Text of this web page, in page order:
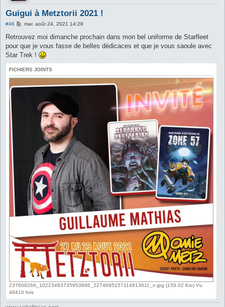
Guigui à Metztorii 2021 !
#46
M
s
a
g
mar. août 24, 2021 14:28
Retrouvez moi dimanche prochain dans mon bel uniforme de Starfleet
pour que je vous fasse de belles dédicaces et que je vous saoule avec
Star Trek !
FICHIERS JOINTS
237608266_10223483735953896_2274695157114813611_n.jpg (159.02 Kio) Vu
48410 fois